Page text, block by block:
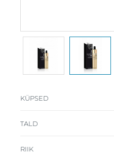
KÜPSED
TALD
RIIK